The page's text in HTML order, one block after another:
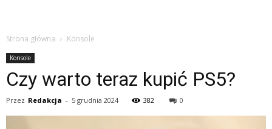
Strona główna Konsole
Konsole
Czy warto teraz kupić PS5?
Przez Redakcja - 5 grudnia 2024 382 0